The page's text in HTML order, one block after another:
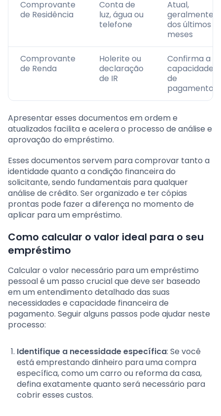
Comprovante
de Residência
Conta de
luz, água ou
telefone
Atual,
geralmente
dos últimos 3
meses
Comprovante
de Renda
Holerite ou
declaração
de IR
Confirma a
capacidade
de
pagamento
Apresentar esses documentos em ordem e
atualizados facilita e acelera o processo de análise e
aprovação do empréstimo.
Esses documentos servem para comprovar tanto a
identidade quanto a condição financeira do
solicitante, sendo fundamentais para qualquer
análise de crédito. Ser organizado e ter cópias
prontas pode fazer a diferença no momento de
aplicar para um empréstimo.
Como calcular o valor ideal para o seu
empréstimo
Calcular o valor necessário para um empréstimo
pessoal é um passo crucial que deve ser baseado
em um entendimento detalhado das suas
necessidades e capacidade financeira de
pagamento. Seguir alguns passos pode ajudar neste
processo:
Identifique a necessidade específica: Se você
está emprestando dinheiro para uma compra
específica, como um carro ou reforma da casa,
defina exatamente quanto será necessário para
cobrir esses custos.